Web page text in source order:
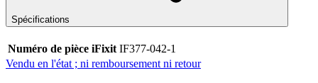
Spécifications
Numéro de pièce iFixit IF377-042-1
Vendu en l'état ; ni remboursement ni retour